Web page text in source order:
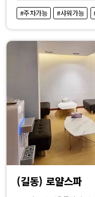
#주차가능 #샤워가능
(길동) 로얄스파